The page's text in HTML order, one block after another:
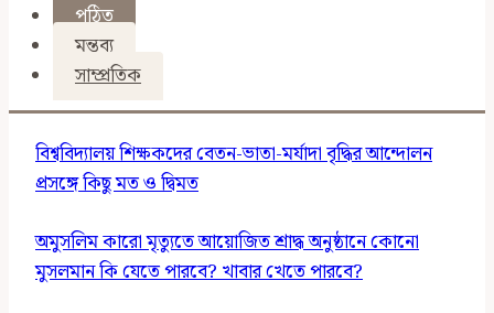
পঠিত
মন্তব্য
সাম্প্রতিক
বিশ্ববিদ্যালয় শিক্ষকদের বেতন-ভাতা-মর্যাদা বৃদ্ধির আন্দোলন
প্রসঙ্গে কিছু মত ও দ্বিমত
অমুসলিম কারো মৃত্যুতে আয়োজিত শ্রাদ্ধ অনুষ্ঠানে কোনো
মুসলমান কি যেতে পারবে? খাবার খেতে পারবে?